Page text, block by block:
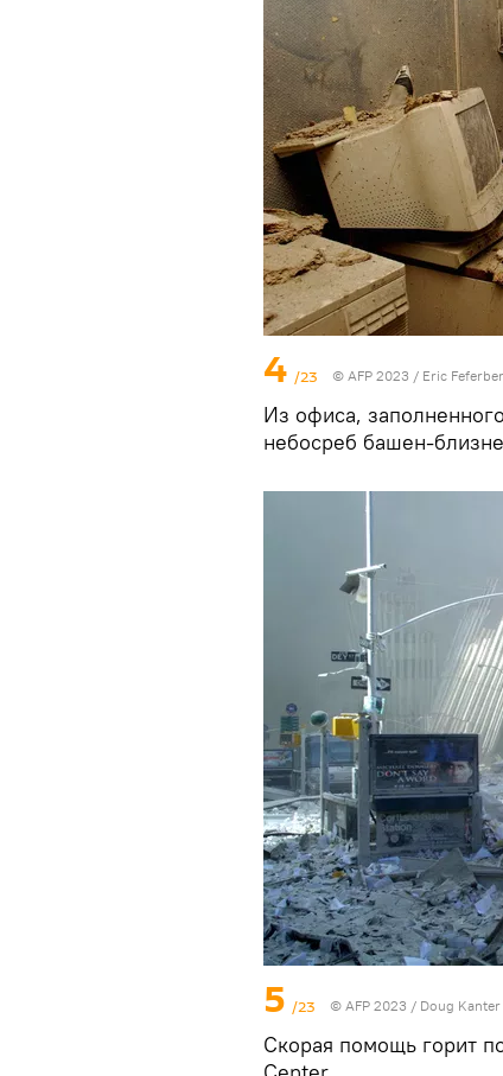
4 /23 © AFP 2023 / Eric
Из офиса,
небосреб башен-
5 /23 © AFP 2023 / Doug Kanter
Скорая помощь горит